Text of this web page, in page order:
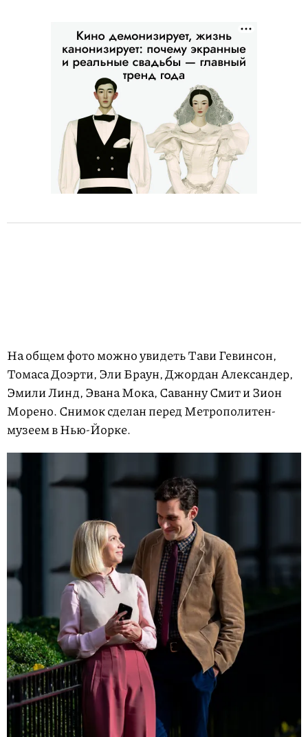
На общем фото можно увидеть Тави Гевинсон,
Томаса Доэрти, Эли Браун, Джордан Александер,
Эмили Линд, Эвана Мока, Саванну Смит и Зион
Морено. Снимок сделан перед Метрополитен-
музеем в Нью-Йорке.